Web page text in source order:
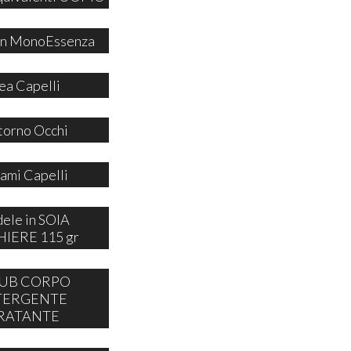
MonoEssenza
Capelli
Occhi
Capelli
in SOIA
115 gr
CORPO